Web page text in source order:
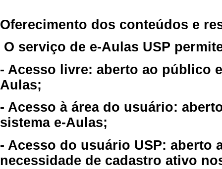
Oferecimento dos conteúdos e
O serviço de e-Aulas USP
- Acesso livre: aberto ao público
Aulas;
- Acesso à área do usuário:
sistema e-Aulas;
- Acesso do usuário USP: aberto
necessidade de cadastro ativo